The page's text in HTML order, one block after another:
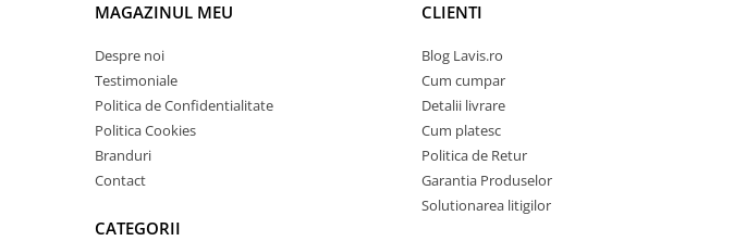
MAGAZINUL MEU
Despre noi
Testimoniale
Politica de Confidentialitate
Politica Cookies
Branduri
Contact
CATEGORII
CLIENTI
Blog Lavis.ro
Cum cumpar
Detalii livrare
Cum platesc
Politica de Retur
Garantia Produselor
Solutionarea litigilor